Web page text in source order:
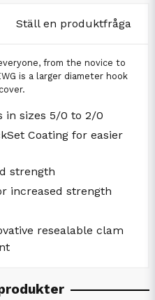
Ställ en produktfråga
from the novice to
is a larger diameter hook
in sizes 5/0 to 2/0
Coating for easier
strength
increased strength
resealable clam